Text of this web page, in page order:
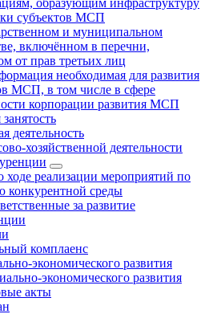
образующим инфраструктуру
субъектов МСП
и муниципальном
включённом в перечни,
от прав третьих лиц
необходимая для развития
МСП, в том числе в сфере
корпорации развития МСП
деятельность
хозяйственной деятельности
ходе реализации мероприятий по
конкурентной среды
за развитие
комплаенс
экономического развития
экономического развития
акты